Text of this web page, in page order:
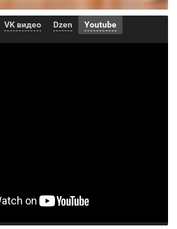
VK видео Dzen Youtube